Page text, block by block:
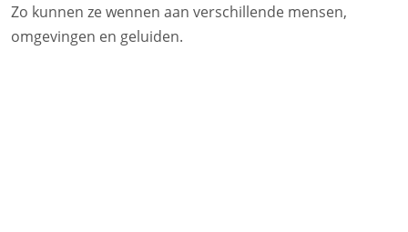
Zo kunnen ze wennen aan verschillende mensen,
omgevingen en geluiden.